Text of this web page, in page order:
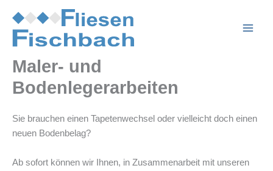
Inhalt
springen
Maler- und
Bodenlegerarbeiten
Sie brauchen einen Tapetenwechsel oder vielleicht doch einen
neuen Bodenbelag?
Ab sofort können wir Ihnen, in Zusammenarbeit mit unseren